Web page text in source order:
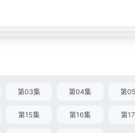
第03集 第04集 第
第15集 第16集 第